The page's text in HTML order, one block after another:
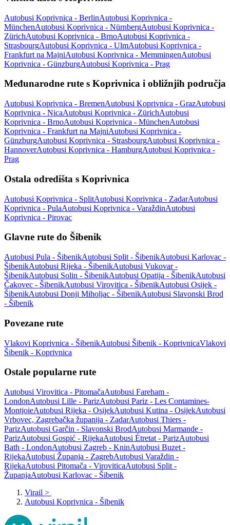
Autobusi Koprivnica - BerlinAutobusi Koprivnica -
MünchenAutobusi Koprivnica - NürnbergAutobusi Koprivnica -
ZürichAutobusi Koprivnica - BrnoAutobusi Koprivnica -
StrasbourgAutobusi Koprivnica - UlmAutobusi Koprivnica -
Frankfurt na MajniAutobusi Koprivnica - MemmingenAutobusi
Koprivnica - GünzburgAutobusi Koprivnica - Prag
Međunarodne rute s Koprivnica i obližnjih područja
Autobusi Koprivnica - BremenAutobusi Koprivnica - GrazAutobusi
Koprivnica - NicaAutobusi Koprivnica - ZürichAutobusi
Koprivnica - BrnoAutobusi Koprivnica - MünchenAutobusi
Koprivnica - Frankfurt na MajniAutobusi Koprivnica -
GünzburgAutobusi Koprivnica - StrasbourgAutobusi Koprivnica -
HannoverAutobusi Koprivnica - HamburgAutobusi Koprivnica -
Prag
Ostala odredišta s Koprivnica
Autobusi Koprivnica - SplitAutobusi Koprivnica - ZadarAutobusi
Koprivnica - PulaAutobusi Koprivnica - VaraždinAutobusi
Koprivnica - Pirovac
Glavne rute do Šibenik
Autobusi Pula - ŠibenikAutobusi Split - ŠibenikAutobusi Karlovac -
ŠibenikAutobusi Rijeka - ŠibenikAutobusi Vukovar -
ŠibenikAutobusi Solin - ŠibenikAutobusi Opatija - ŠibenikAutobusi
Čakovec - ŠibenikAutobusi Virovitica - ŠibenikAutobusi Osijek -
ŠibenikAutobusi Donji Miholjac - ŠibenikAutobusi Slavonski Brod
- Šibenik
Povezane rute
Vlakovi Koprivnica - ŠibenikAutobusi Šibenik - KoprivnicaVlakovi
Šibenik - Koprivnica
Ostale popularne rute
Autobusi Virovitica - PitomačaAutobusi Fareham -
LondonAutobusi Lille - ParizAutobusi Pariz - Les Contamines-
MontjoieAutobusi Rijeka - OsijekAutobusi Kutina - OsijekAutobusi
Vrbovec, Zagrebačka županija - ZadarAutobusi Thiers -
ParizAutobusi Garčin - Slavonski BrodAutobusi Marmande -
ParizAutobusi Gospić - RijekaAutobusi Étretat - ParizAutobusi
Bath - LondonAutobusi Zagreb - KninAutobusi Buzet -
RijekaAutobusi Županja - ZagrebAutobusi Varaždin -
RijekaAutobusi Pitomača - ViroviticaAutobusi Split -
ŽupanjaAutobusi Karlovac - Šibenik
Virail >
Autobusi Koprivnica - Šibenik